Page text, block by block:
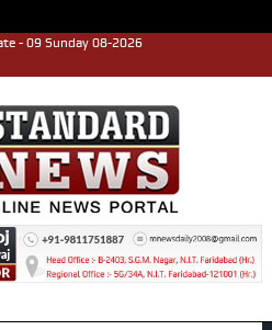
- 09 Sunday 08-2026